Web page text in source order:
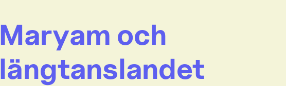
Maryam och
längtanslandet